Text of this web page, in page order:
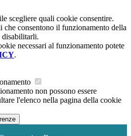
scegliere quali cookie consentire.
che consentono il funzionamento della
disabilitarli.
necessari al funzionamento potete
.
non possono essere
l'elenco nella pagina della cookie